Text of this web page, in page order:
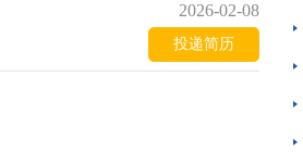
2026-02-08
投递简历